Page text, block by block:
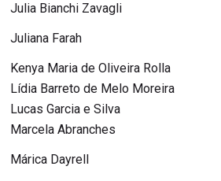
Julia Bianchi Zavagli
Juliana Farah
Kenya Maria de Oliveira Rolla
Lídia Barreto de Melo Moreira
Lucas Garcia e Silva
Marcela Abranches
Márica Dayrell